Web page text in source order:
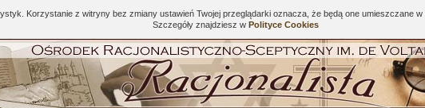
Korzystanie z witryny bez zmiany ustawień Twojej przeglądarki oznacza, że będą one umieszczane
Szczegóły znajdziesz w Polityce Cookies